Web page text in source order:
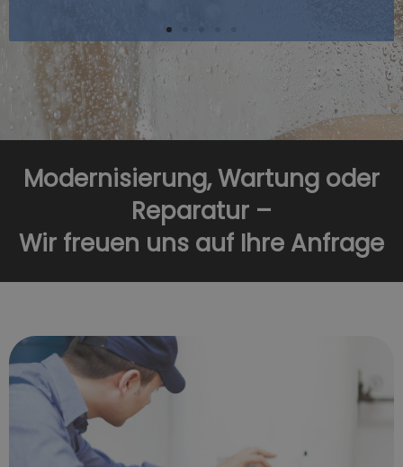
Modernisierung, Wartung oder
Reparatur –
Wir freuen uns auf Ihre Anfrage